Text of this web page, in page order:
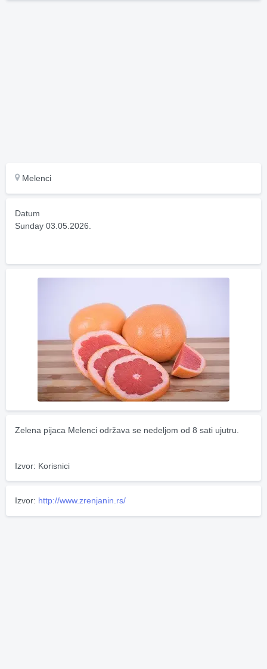
Melenci
Datum
Sunday 03.05.2026.
Zelena pijaca Melenci održava se nedeljom od 8 sati ujutru.
Izvor: Korisnici
Izvor: http://www.zrenjanin.rs/